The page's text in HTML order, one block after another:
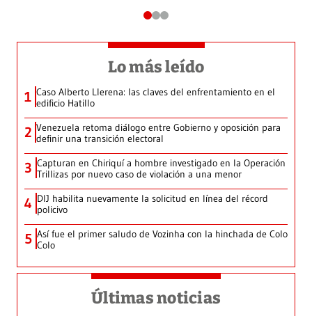
Lo más leído
1 Caso Alberto Llerena: las claves del enfrentamiento en el
edificio Hatillo
2 Venezuela retoma diálogo entre Gobierno y oposición para
definir una transición electoral
3 Capturan en Chiriquí a hombre investigado en la Operación
Trillizas por nuevo caso de violación a una menor
4 DIJ habilita nuevamente la solicitud en línea del récord
policivo
5 Así fue el primer saludo de Vozinha con la hinchada de Colo
Colo
Últimas noticias